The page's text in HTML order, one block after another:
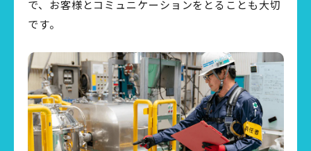
で、お客様とコミュニケーションをとることも大切
です。